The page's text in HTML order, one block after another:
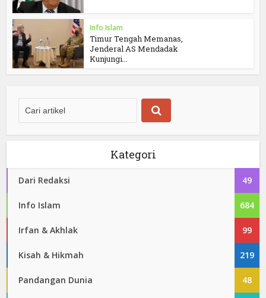
Info Islam
Timur Tengah Memanas,
Jenderal AS Mendadak
Kunjungi...
Kategori
Dari Redaksi 49
Info Islam 684
Irfan & Akhlak 99
Kisah & Hikmah 219
Pandangan Dunia 48